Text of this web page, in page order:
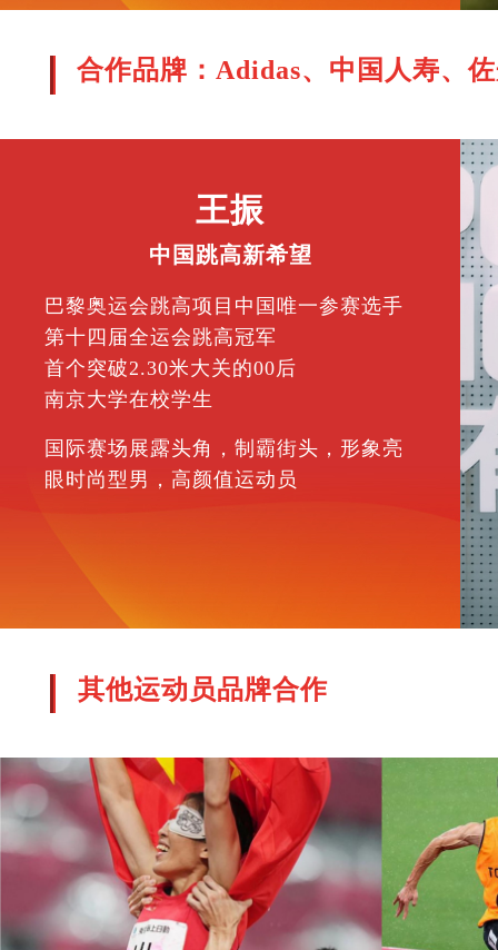
合作品牌：Adidas、中国人寿、
王振
中国跳高新希望
巴黎奥运会跳高项目中国唯一参赛选手
第十四届全运会跳高冠军
首个突破2.30米大关的00后
南京大学在校学生
国际赛场展露头角，制霸街头，形象亮
眼时尚型男，高颜值运动员
其他运动员品牌合作